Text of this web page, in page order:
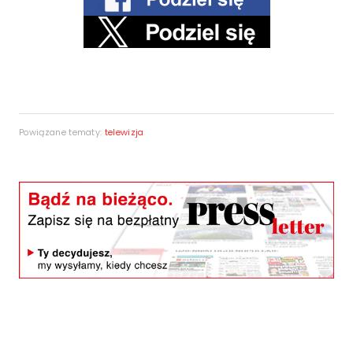
Powiązane tematy: telewizja